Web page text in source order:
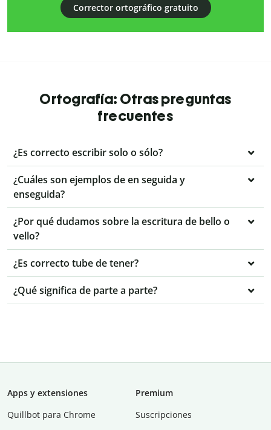
Corrector ortográfico gratuito
Ortografía: Otras preguntas
frecuentes
¿Es correcto escribir solo o sólo?
¿Cuáles son ejemplos de en seguida y
enseguida?
¿Por qué dudamos sobre la escritura de bello o
vello?
¿Es correcto tube de tener?
¿Qué significa de parte a parte?
Apps y extensiones
Quillbot para Chrome
Premium
Suscripciones